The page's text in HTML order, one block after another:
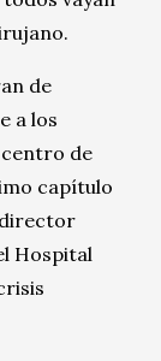
de
a los
de
capítulo
Hospital